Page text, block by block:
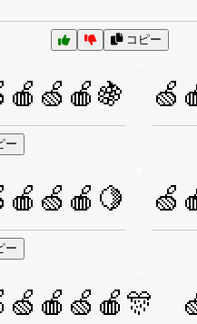
コピー
ー
ー